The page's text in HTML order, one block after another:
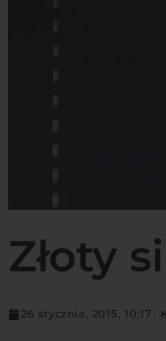
Złoty
26 stycznia, 2015, 10:17 ,